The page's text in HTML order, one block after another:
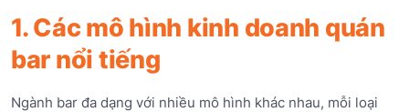
1. Các mô hình kinh doanh quán
bar nổi tiếng
Ngành bar đa dạng với nhiều mô hình khác nhau, mỗi loại